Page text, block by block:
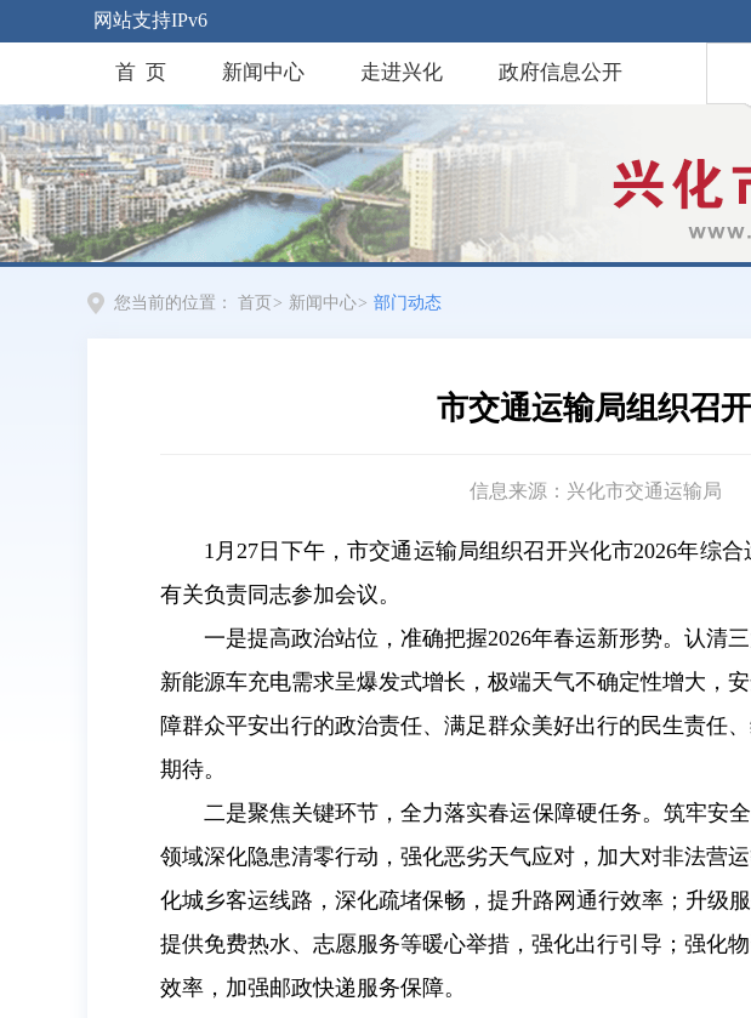
网站支持IPv6
首 页 新闻中心 走进兴化 政府信息公开
您当前的位置： 首页 > 新闻中心> 部门动态
市交通运输局组织召
信息来源：兴化市交通运输局
1月27日下午，市交通运输局组织召开兴化市2026年综
有关负责同志参加会议。
一是提高政治站位，准确把握2026年春运新形势。认清
新能源车充电需求呈爆发式增长，极端天气不确定性增大，
障群众平安出行的政治责任、满足群众美好出行的民生责任
期待。
二是聚焦关键环节，全力落实春运保障硬任务。 筑牢安
领域深化隐患清零行动，强化恶劣天气应对，加大对非法营
化城乡客运线路，深化疏堵保畅，提升路网通行效率；升级
提供免费热水、志愿服务等暖心举措，强化出行引导；强化
效率，加强邮政快递服务保障。